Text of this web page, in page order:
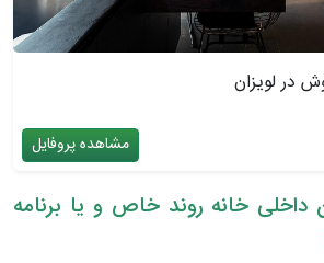
در لویزان
مشاهده پروفایل
داخلی خانه روند خاص و یا برنامه